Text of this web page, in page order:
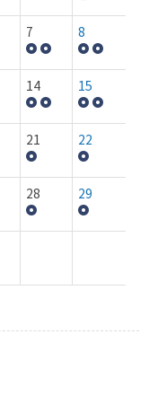
7 8
14 15
21 22
28 29